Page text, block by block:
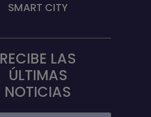
SMART CITY
RECIBE LAS
ÚLTIMAS
NOTICIAS